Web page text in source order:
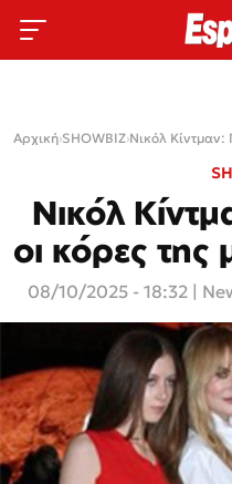
Αρχική›SHOWBIZ›
Νικόλ
οι κόρες της
08/10/2025 - 18:32